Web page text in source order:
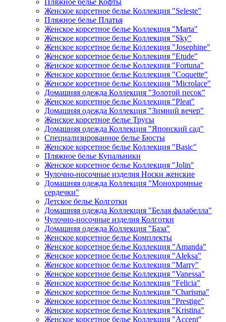
Пляжное белье Кофты
Женское корсетное белье Коллекция "Seleste"
Пляжное белье Платья
Женское корсетное белье Коллекция "Marta"
Женское корсетное белье Коллекция "Sky"
Женское корсетное белье Коллекция "Josephine"
Женское корсетное белье Коллекция "Etude"
Женское корсетное белье Коллекция "Fortuna"
Женское корсетное белье Коллекция "Coquette"
Женское корсетное белье Коллекция "Microlace"
Домашняя одежда Коллекция "Золотой песок"
Женское корсетное белье Коллекция "Pleat"
Домашняя одежда Коллекция "Зимний вечер"
Женское корсетное белье Трусы
Домашняя одежда Коллекция "Японский сад"
Специализированное белье Бюсты
Женское корсетное белье Коллекция "Basic"
Пляжное белье Купальники
Женское корсетное белье Коллекция "Jolin"
Чулочно-носочные изделия Носки женские
Домашняя одежда Коллекция "Монохромные
сердечки"
Детское белье Колготки
Домашняя одежда Коллекция "Белая фалабелла"
Чулочно-носочные изделия Колготки
Домашняя одежда Коллекция "База"
Женское корсетное белье Комплекты
Женское корсетное белье Коллекция "Amanda"
Женское корсетное белье Коллекция "Aleksa"
Женское корсетное белье Коллекция "Marry"
Женское корсетное белье Коллекция "Vanessa"
Женское корсетное белье Коллекция "Felicia"
Женское корсетное белье Коллекция "Charisma"
Женское корсетное белье Коллекция "Prestige"
Женское корсетное белье Коллекция "Kristina"
Женское корсетное белье Коллекция "Accent"